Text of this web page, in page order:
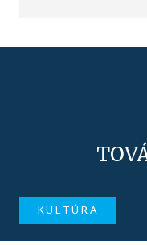
KULTÚRA